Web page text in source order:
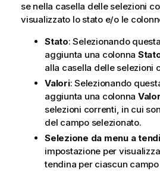
se nella casella delle selezioni
visualizzato lo stato e/o le
Stato: Selezionando
aggiunta una colonna
alla casella delle selezioni
Valori: Selezionando
aggiunta una colonna
selezioni correnti, in cui
del campo selezionato.
Selezione da menu a
impostazione per
tendina per ciascun